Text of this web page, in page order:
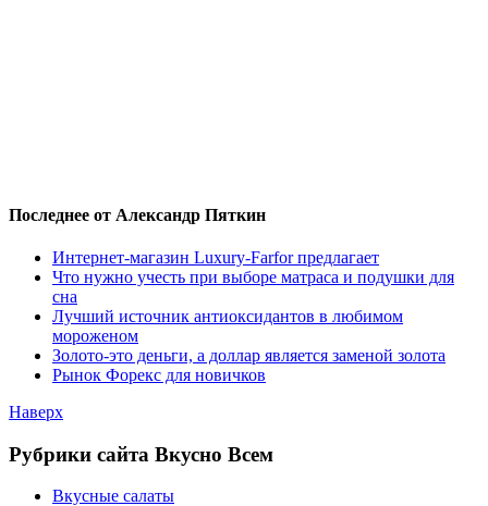
Последнее от Александр Пяткин
Интернет-магазин Luxury-Farfor предлагает
Что нужно учесть при выборе матраса и подушки для
сна
Лучший источник антиоксидантов в любимом
мороженом
Золото-это деньги, а доллар является заменой золота
Рынок Форекс для новичков
Наверх
Рубрики сайта Вкусно Всем
Вкусные салаты